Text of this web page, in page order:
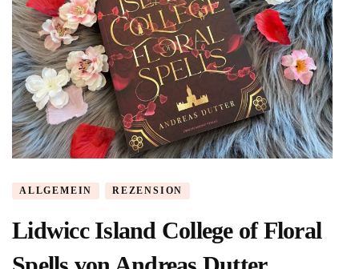
ALLGEMEIN REZENSION
Lidwicc Island College of Floral